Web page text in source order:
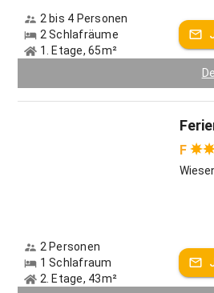
2 bis 4 Personen
2 Schlafräume
1. Etage, 65m²
F
2 Personen
1 Schlafraum
2. Etage, 43m²